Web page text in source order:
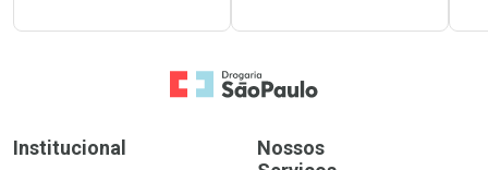
Ir para a Home
Institucional
Nossos